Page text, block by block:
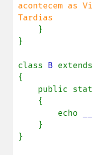
acontecem as
Tardias
}
}
class B extends
{
public
        echo
}